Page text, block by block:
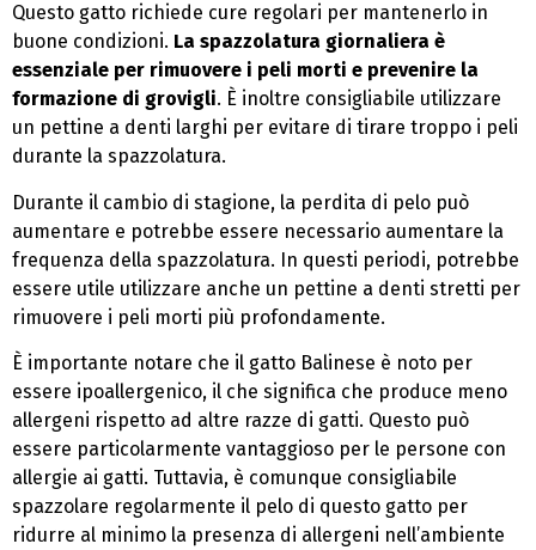
Questo gatto richiede cure regolari per mantenerlo in
buone condizioni. La spazzolatura giornaliera è
essenziale per rimuovere i peli morti e prevenire la
formazione di grovigli. È inoltre consigliabile utilizzare
un pettine a denti larghi per evitare di tirare troppo i peli
durante la spazzolatura.
Durante il cambio di stagione, la perdita di pelo può
aumentare e potrebbe essere necessario aumentare la
frequenza della spazzolatura. In questi periodi, potrebbe
essere utile utilizzare anche un pettine a denti stretti per
rimuovere i peli morti più profondamente.
È importante notare che il gatto Balinese è noto per
essere ipoallergenico, il che significa che produce meno
allergeni rispetto ad altre razze di gatti. Questo può
essere particolarmente vantaggioso per le persone con
allergie ai gatti. Tuttavia, è comunque consigliabile
spazzolare regolarmente il pelo di questo gatto per
ridurre al minimo la presenza di allergeni nell’ambiente